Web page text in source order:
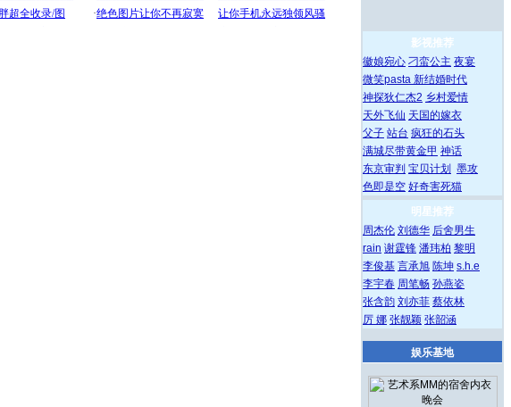
影视推荐
徽娘宛心 刁蛮公主 夜宴
微笑pasta 新结婚时代
神探狄仁杰2 乡村爱情
天外飞仙 天国的嫁衣
父子 站台 疯狂的石头
满城尽带黄金甲 神话
东京审判 宝贝计划
墨攻
色即是空 好奇害死猫
明星推荐
周杰伦 刘德华 后舍男生
rain 谢霆锋 潘玮柏 黎明
李俊基 言承旭 陈坤 s.h.e
李宇春 周笔畅 孙燕姿
张含韵 刘亦菲 蔡依林
厉 娜 张靓颖 张韶涵
娱乐基地